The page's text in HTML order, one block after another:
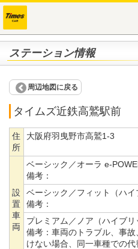
ステーション情報
周辺地図に戻る
タイムズ近鉄高鷲駅前
住
所
大阪府羽曳野市高鷲1-3
設
置
車
両
ベーシック／オーラ e-
備考：
ベーシック／フィット（ハイ
備考：
プレミアム／ノア（ハイブリ
備考： 車両のトラブル、事
けない場合、同一車種での